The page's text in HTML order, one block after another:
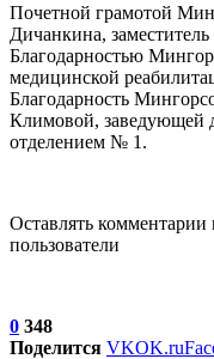
Почетной грамотой
Дичанкина,
Благодарностью
медицинской
Благодарность
Климовой, заведующей
отделением № 1.
Оставлять комментарии
пользователи
0 348
Поделится VKOK.ru